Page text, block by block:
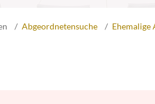
Abgeordnetensuche Ehemalige